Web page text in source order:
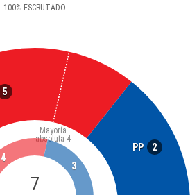
100% ESCRUTADO
5
PP 2
7
Mayoría
absoluta 4
4
3